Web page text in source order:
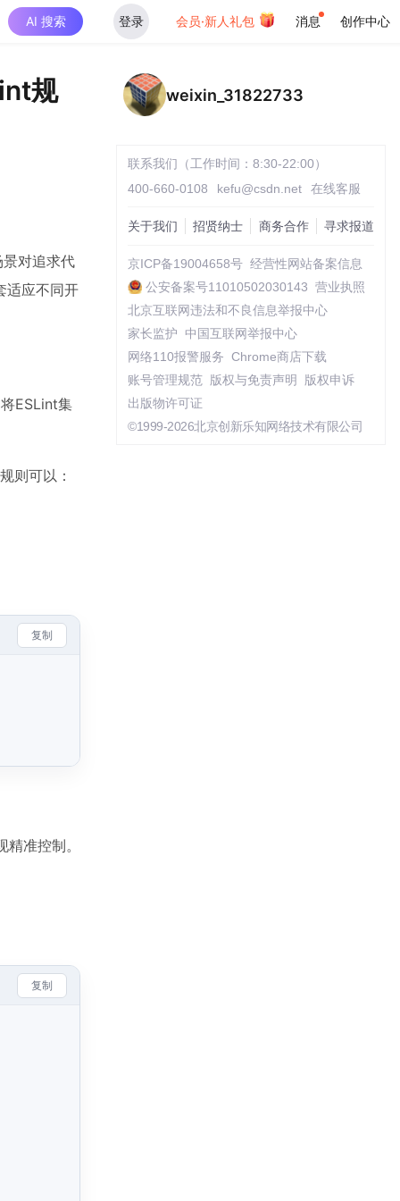
AI 搜索 登录 会员·新人礼包 消息 创作中心
规
对追求代
适应不同开
ESLint集
则可以：
复制
准控制。
复制
weixin_31822733
联系我们（工作时间：8:30-22:00）
400-660-0108
kefu@csdn.net 在线客服
关于我们 招贤纳士 商务合作 寻求报道
京ICP备19004658号 经营性网站备案信息
公安备案号11010502030143 营业执照
北京互联网违法和不良信息举报中心
家长监护
中国互联网举报中心
网络110报警服务 Chrome商店下载
账号管理规范
版权与免责声明
版权申诉
出版物许可证
©1999-2026北京创新乐知网络技术有限公司